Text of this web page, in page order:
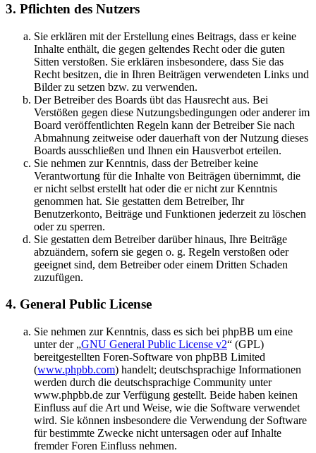
3. Pflichten des Nutzers
Sie erklären mit der Erstellung eines Beitrags, dass er keine
Inhalte enthält, die gegen geltendes Recht oder die guten
Sitten verstoßen. Sie erklären insbesondere, dass Sie das
Recht besitzen, die in Ihren Beiträgen verwendeten Links und
Bilder zu setzen bzw. zu verwenden.
Der Betreiber des Boards übt das Hausrecht aus. Bei
Verstößen gegen diese Nutzungsbedingungen oder anderer im
Board veröffentlichten Regeln kann der Betreiber Sie nach
Abmahnung zeitweise oder dauerhaft von der Nutzung dieses
Boards ausschließen und Ihnen ein Hausverbot erteilen.
Sie nehmen zur Kenntnis, dass der Betreiber keine
Verantwortung für die Inhalte von Beiträgen übernimmt, die
er nicht selbst erstellt hat oder die er nicht zur Kenntnis
genommen hat. Sie gestatten dem Betreiber, Ihr
Benutzerkonto, Beiträge und Funktionen jederzeit zu löschen
oder zu sperren.
Sie gestatten dem Betreiber darüber hinaus, Ihre Beiträge
abzuändern, sofern sie gegen o. g. Regeln verstoßen oder
geeignet sind, dem Betreiber oder einem Dritten Schaden
zuzufügen.
4. General Public License
Sie nehmen zur Kenntnis, dass es sich bei phpBB um eine
unter der „GNU General Public License v2“ (GPL)
bereitgestellten Foren-Software von phpBB Limited
(www.phpbb.com) handelt; deutschsprachige Informationen
werden durch die deutschsprachige Community unter
www.phpbb.de zur Verfügung gestellt. Beide haben keinen
Einfluss auf die Art und Weise, wie die Software verwendet
wird. Sie können insbesondere die Verwendung der Software
für bestimmte Zwecke nicht untersagen oder auf Inhalte
fremder Foren Einfluss nehmen.